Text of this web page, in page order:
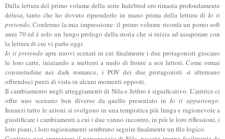
Dalla lettura del primo volume della serie Indebted ero rimasta profondamente
delusa, tanto che ho dovuto riprenderlo in mano prima della lettura di Io ti
pretendo. Confermo la mia impressione: il primo volume ricorda un porno soft
anni 70 ed è solo un lungo prologo della storia che si inizia ad assaporare con
la lettura di cui vi parlo oggi.
Io ti pretendo apre nuovi scenari in cui finalmente i due protagonisti giocano
le loro carte, iniziando a mettersi a nudo di fronte a noi lettori. Come ormai
consuetudine nei dark romance, i POV dei due protagonisti si alternano
offrendoci punti di vista in alcuni momenti opposti.
Il cambiamento negli atteggiamenti di Nila e Jethro è significativo. L’autrice ci
offre uno scenario ben diverso da quello presentato inIo ti appartengo.
Innanzi tutto le azioni si svolgono in una tempistica più lunga e ragionevole a
giustificare i cambiamenti a cui i due vanno incontro, in più le loro riflessioni, i
loro piani, i loro ragionamenti sembrano seguire finalmente un filo logico.